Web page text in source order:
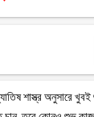
শাস্ত্র অনুসারে